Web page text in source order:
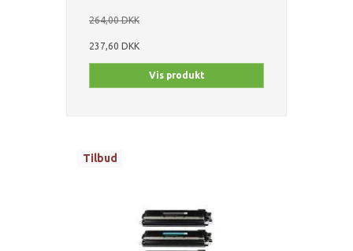
264,00 DKK
237,60 DKK
Vis produkt
Tilbud